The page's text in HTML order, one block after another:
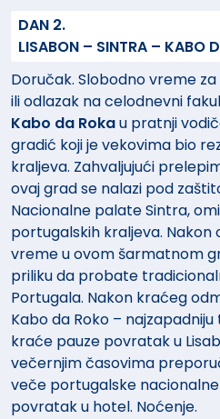
DAN 2.
LISABON – SINTRA – KABO
Doručak. Slobodno vreme
ili odlazak na celodnevni
Kabo da Rokau pratnji
gradić koji je vekovima bio
kraljeva. Zahvaljujući
ovaj grad se nalazi pod
Nacionalne palate Sintra,
portugalskih kraljeva. Nakon
vreme u ovom šarmatnom
priliku da probate
Portugala. Nakon kraćeg
Kabo da Roko –
kraće pauze povratak u
večernjim časovima
veče portugalske nacionalne
povratak u hotel. Noćenje.